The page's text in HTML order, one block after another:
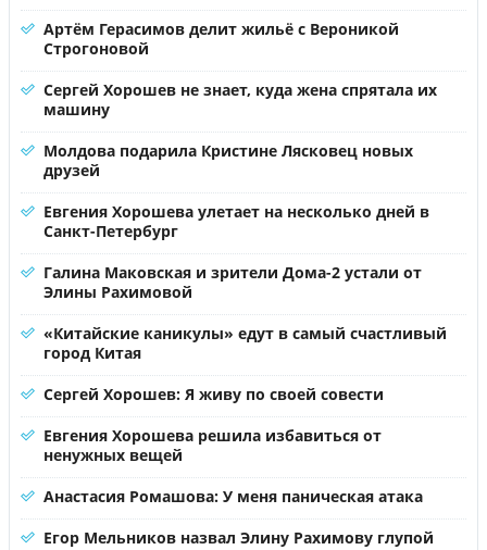
Артём Герасимов делит жильё с Вероникой
Строгоновой
Сергей Хорошев не знает, куда жена спрятала их
машину
Молдова подарила Кристине Лясковец новых
друзей
Евгения Хорошева улетает на несколько дней в
Санкт-Петербург
Галина Маковская и зрители Дома-2 устали от
Элины Рахимовой
«Китайские каникулы» едут в самый счастливый
город Китая
Сергей Хорошев: Я живу по своей совести
Евгения Хорошева решила избавиться от
ненужных вещей
Анастасия Ромашова: У меня паническая атака
Егор Мельников назвал Элину Рахимову глупой